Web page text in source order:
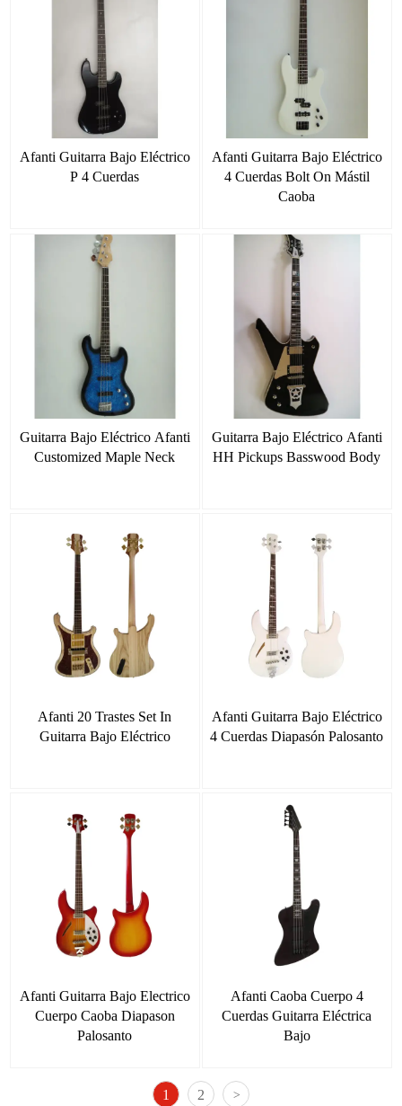
Afanti Guitarra Bajo Eléctrico
P 4 Cuerdas
Afanti Guitarra Bajo Eléctrico
4 Cuerdas Bolt On Mástil
Caoba
Guitarra Bajo Eléctrico Afanti
Customized Maple Neck
Guitarra Bajo Eléctrico Afanti
HH Pickups Basswood Body
Afanti 20 Trastes Set In
Guitarra Bajo Eléctrico
Afanti Guitarra Bajo Eléctrico
4 Cuerdas Diapasón Palosanto
Afanti Guitarra Bajo Electrico
Cuerpo Caoba Diapason
Palosanto
Afanti Caoba Cuerpo 4
Cuerdas Guitarra Eléctrica
Bajo
1 2 >